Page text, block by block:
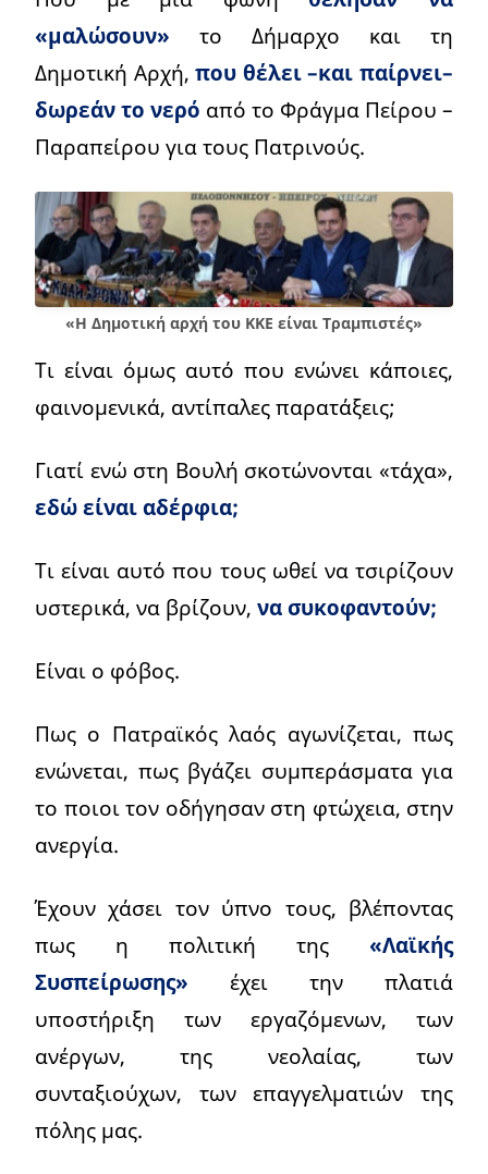
«μαλώσουν» το Δήμαρχο και τη
Δημοτική Αρχή,που θέλει –και παίρνει–
δωρεάν το νερό από το Φράγμα Πείρου –
Παραπείρου για τους Πατρινούς.
«Η Δημοτική αρχή του ΚΚΕ είναι Τραμπιστές»
Τι είναι όμως αυτό που ενώνει κάποιες,
φαινομενικά, αντίπαλες παρατάξεις;
Γιατί ενώ στη Βουλή σκοτώνονται «τάχα»,
εδώ είναι αδέρφια;
Τι είναι αυτό που τους ωθεί να τσιρίζουν
υστερικά, να βρίζουν, να συκοφαντούν;
Είναι ο φόβος.
Πως ο Πατραϊκός λαός αγωνίζεται, πως
ενώνεται, πως βγάζει συμπεράσματα για
το ποιοι τον οδήγησαν στη φτώχεια, στην
ανεργία.
Έχουν χάσει τον ύπνο τους, βλέποντας
πως η πολιτική της «Λαϊκής
Συσπείρωσης» έχει την πλατιά
υποστήριξη των εργαζόμενων, των
ανέργων, της νεολαίας, των
συνταξιούχων, των επαγγελματιών της
πόλης μας.